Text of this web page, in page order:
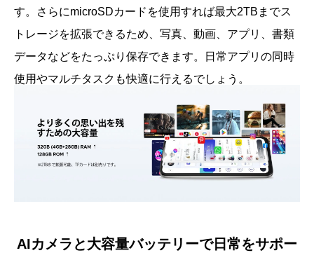
す。さらにmicroSDカードを使用すれば最大2TBまでス
トレージを拡張できるため、写真、動画、アプリ、書類
データなどをたっぷり保存できます。日常アプリの同時
使用やマルチタスクも快適に行えるでしょう。
AIカメラと大容量バッテリーで日常をサポー